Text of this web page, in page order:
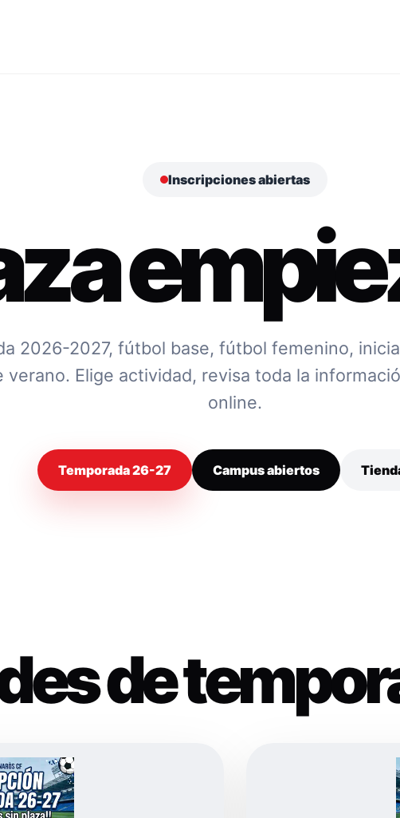
Inscripciones abiertas
2026-2027, fútbol base, fútbol femenino,
verano. Elige actividad, revisa toda la
online.
Temporada 26-27 Campus abiertos
de